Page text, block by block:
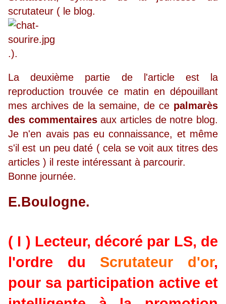
scrutateur ( le blog.
.).
La deuxième partie de l'article est la
reproduction trouvée ce matin en dépouillant
mes archives de la semaine, de ce palmarès
des commentairesaux articles de notre blog.
Je n'en avais pas eu connaissance, et même
s'il est un peu daté ( cela se voit aux titres des
articles ) il reste intéressant à parcourir.
Bonne journée.
E.Boulogne.
( I ) Lecteur, décoré par LS, de
l'ordre du Scrutateur d'or,
pour sa participation active et